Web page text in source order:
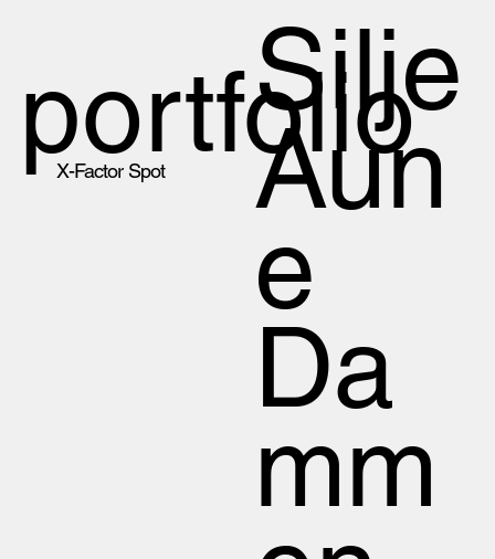
portfolio
Silje
Aun
e
Da
mm
X-Factor Spot